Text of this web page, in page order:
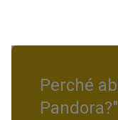
Perché
Pandora?"